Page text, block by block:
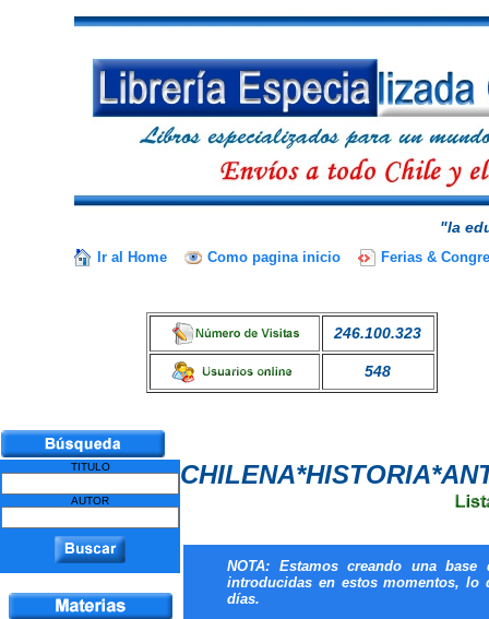
"la
Ir al Home Como pagina inicio Ferias &
246.100.323
548
TITULO
AUTOR
NOTA: Estamos creando una
introducidas en estos momentos, lo
días.